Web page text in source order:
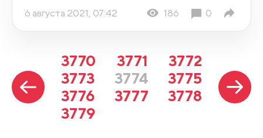
6 августа 2021, 07:42 186 0
3770 3771
3772
3773
3774
3775
3776
3777
3778
3779